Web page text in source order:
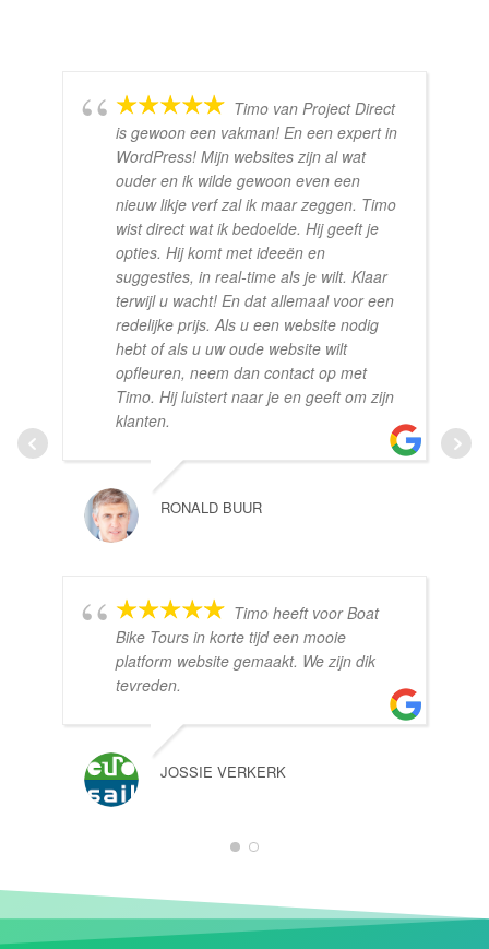
Timo van Project Direct
is gewoon een vakman! En een expert in
WordPress! Mijn websites zijn al wat
ouder en ik wilde gewoon even een
nieuw likje verf zal ik maar zeggen. Timo
wist direct wat ik bedoelde. Hij geeft je
opties. Hij komt met ideeën en
suggesties, in real-time als je wilt. Klaar
terwijl u wacht! En dat allemaal voor een
redelijke prijs. Als u een website nodig
hebt of als u uw oude website wilt
opfleuren, neem dan contact op met
Timo. Hij luistert naar je en geeft om zijn
klanten.
RONALD BUUR
Timo heeft voor Boat
Bike Tours in korte tijd een mooie
platform website gemaakt. We zijn dik
tevreden.
JOSSIE VERKERK
1 2